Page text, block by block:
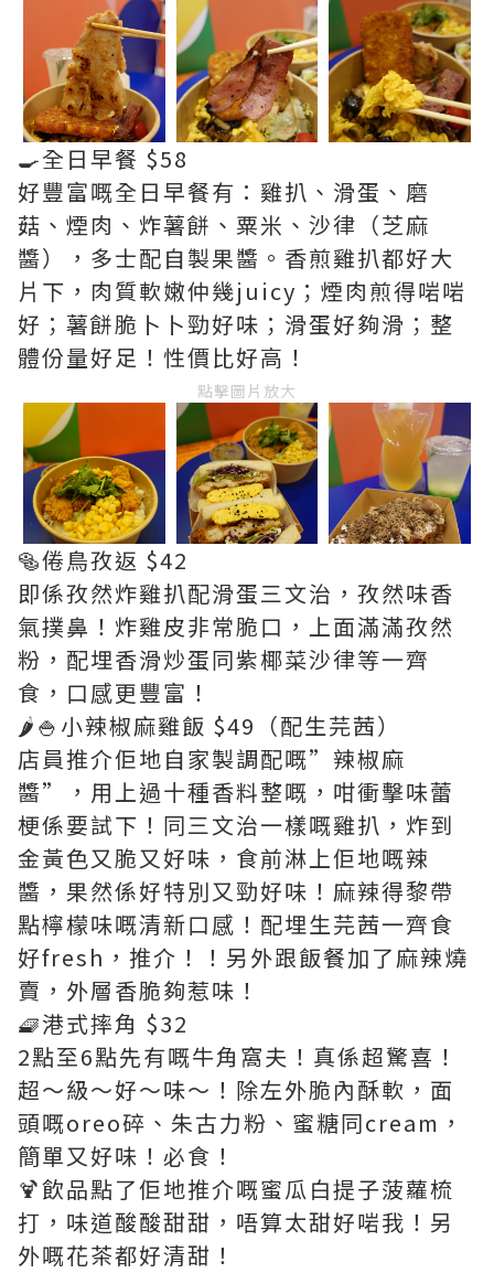
🍳全日早餐 $58
好豐富嘅全日早餐有：雞扒、滑蛋、磨
菇、煙肉、炸薯餅、粟米、沙律（芝麻
醬），多士配自製果醬。香煎雞扒都好大
片下，肉質軟嫩仲幾juicy；煙肉煎得啱啱
好；薯餅脆卜卜勁好味；滑蛋好夠滑；整
體份量好足！性價比好高！
點擊圖片放大
🥯倦鳥孜返 $42
即係孜然炸雞扒配滑蛋三文治，孜然味香
氣撲鼻！炸雞皮非常脆口，上面滿滿孜然
粉，配埋香滑炒蛋同紫椰菜沙律等一齊
食，口感更豐富！
🌶️🍚小辣椒麻雞飯 $49（配生芫茜）
店員推介佢地自家製調配嘅”辣椒麻
醬”，用上過十種香料整嘅，咁衝擊味蕾
梗係要試下！同三文治一樣嘅雞扒，炸到
金黃色又脆又好味，食前淋上佢地嘅辣
醬，果然係好特別又勁好味！麻辣得黎帶
點檸檬味嘅清新口感！配埋生芫茜一齊食
好fresh，推介！！另外跟飯餐加了麻辣燒
賣，外層香脆夠惹味！
🧇港式摔角 $32
2點至6點先有嘅牛角窩夫！真係超驚喜！
超～級～好～味～！除左外脆內酥軟，面
頭嘅oreo碎、朱古力粉、蜜糖同cream，
簡單又好味！必食！
🍹飲品點了佢地推介嘅蜜瓜白提子菠蘿梳
打，味道酸酸甜甜，唔算太甜好啱我！另
外嘅花茶都好清甜！